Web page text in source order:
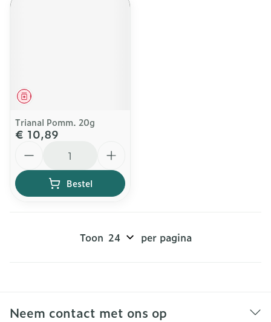
Geneesmiddel
Trianal Pomm. 20g
€ 10,89
Bestel
Toon per pagina
Neem contact met ons op